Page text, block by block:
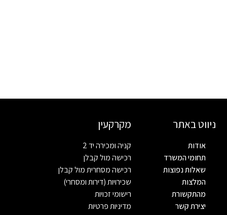
ניווט באתר
אודות
תחומי המשרד
שאלות נפוצות
המלצות
מהתקשורת
יצירת קשר
מקרקעין
קניה ומכירה יד 2
רכישה מול קבלן
רכישה מסחרית מול קבלן
שכירויות (דירות ומסחרי)
רישומי זכויות
מדיניות פרטיות